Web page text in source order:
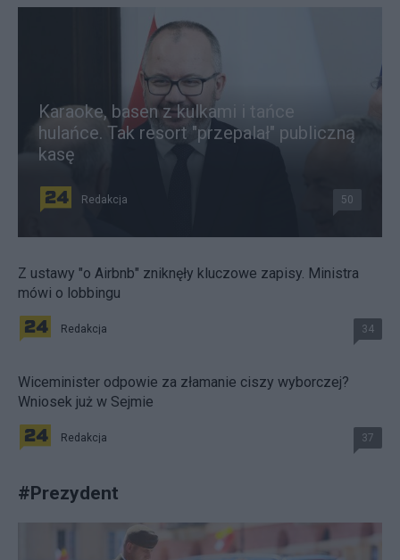
Karaoke, basen z kulkami i tańce
hulańce. Tak resort "przepalał" publiczną
kasę
Redakcja 50
Z ustawy "o Airbnb" zniknęły kluczowe zapisy. Ministra
mówi o lobbingu
Redakcja 34
Wiceminister odpowie za złamanie ciszy wyborczej?
Wniosek już w Sejmie
Redakcja 37
#Prezydent